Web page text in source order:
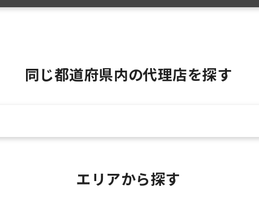
同じ都道府県内の代理店を探す
エリアから探す